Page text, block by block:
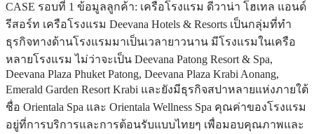
CASE รอบที่ 1 ข้อมูลลูกค้า: เครือโรงแรม ดีวาน่า โฮเทล แอนด์
รีสอร์ท เครือโรงแรม Deevana Hotels & Resorts เป็นกลุ่มที่ทำ
ธุรกิจทางด้านโรงแรมมาเป็นเวลายาวนาน มีโรงแรมในเครือ
หลายโรงแรม ไม่ว่าจะเป็น Deevana Patong Resort & Spa,
Deevana Plaza Phuket Patong, Deevana Plaza Krabi Aonang,
Emerald Garden Resort Krabi และยังมีธุรกิจสปาหลายแห่งภายใต้
ชื่อ Orientala Spa และ Orientala Wellness Spa คุณค่าของโรงแรม
อยู่ที่การบริการและการต้อนรับแบบไทยๆ เพื่อมอบคุณภาพและ